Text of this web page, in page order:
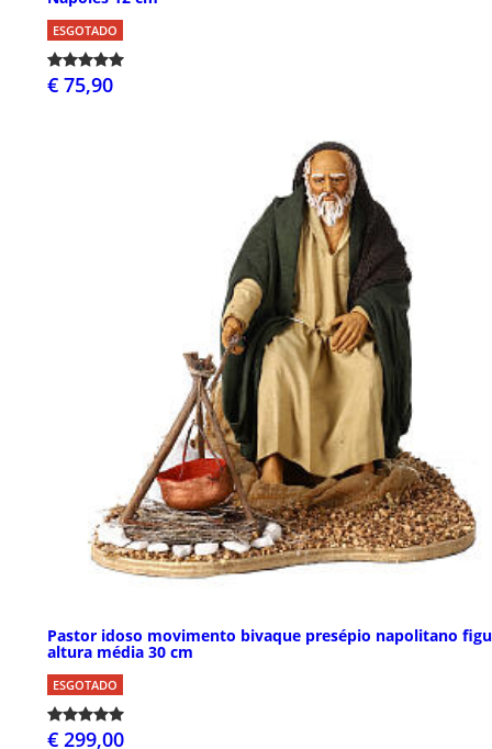
ESGOTADO
€ 75,90
Pastor idoso movimento bivaque presépio napolitano
altura média 30 cm
ESGOTADO
€ 299,00